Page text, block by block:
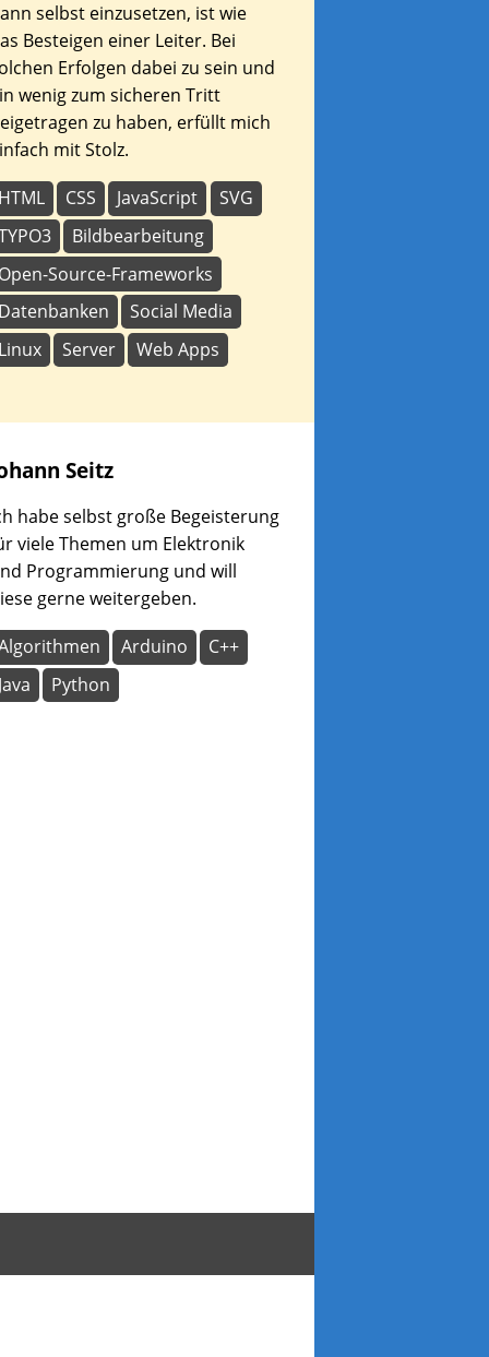
selbst einzusetzen, ist wie
Besteigen einer Leiter. Bei
Erfolgen dabei zu sein und
wenig zum sicheren Tritt
zu haben, erfüllt mich
mit Stolz.
HTML CSS JavaScript
SVG
Bildbearbeitung
Open-Source-Frameworks
Datenbanken
Social Media
Linux
Server Web Apps
Seitz
habe selbst große Begeisterung
viele Themen um Elektronik
Programmierung und will
gerne weitergeben.
Arduino
C++
Java
Python